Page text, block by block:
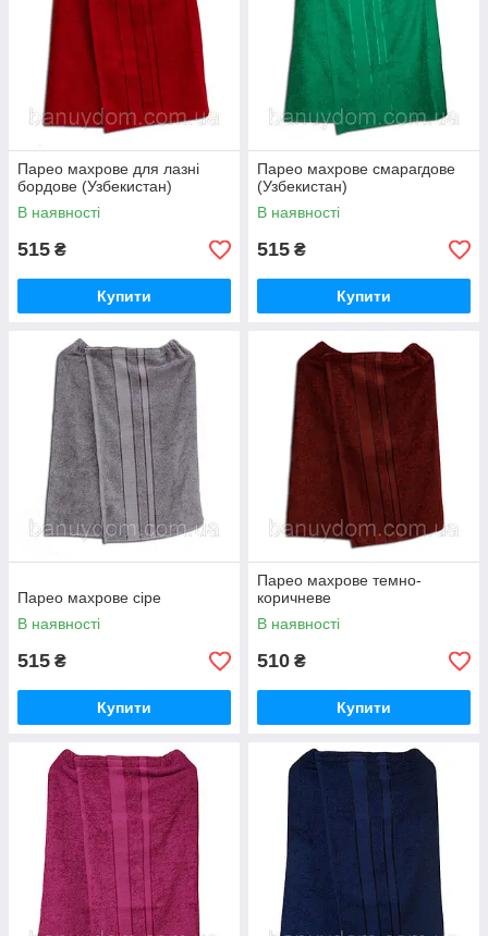
Парео махрове для лазні
бордове (Узбекистан)
В наявності
515 ₴
Купити
Парео махрове смарагдове
(Узбекистан)
В наявності
515 ₴
Купити
Парео махрове сіре
В наявності
515 ₴
Купити
Парео махрове темно-
коричневе
В наявності
510 ₴
Купити